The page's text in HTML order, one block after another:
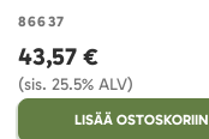
86637
43,57 €
(sis. 25.5% ALV)
LISÄÄ OSTOSKORIIN